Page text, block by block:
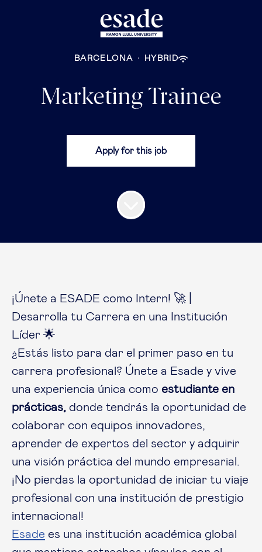
BARCELONA · HYBRID
Marketing Trainee
Apply for this job
¡Únete a ESADE como Intern! 🚀 |
Desarrolla tu Carrera en una Institución
Líder 🌟
¿Estás listo para dar el primer paso en tu
carrera profesional? Únete a Esade y vive
una experiencia única como estudiante en
prácticas, donde tendrás la oportunidad de
colaborar con equipos innovadores,
aprender de expertos del sector y adquirir
una visión práctica del mundo empresarial.
¡No pierdas la oportunidad de iniciar tu viaje
profesional con una institución de prestigio
internacional!
Esade es una institución académica global